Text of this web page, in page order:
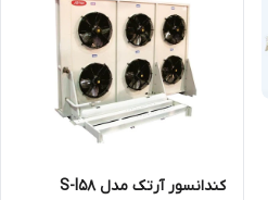
کندانسور آرتک مدل S-I58